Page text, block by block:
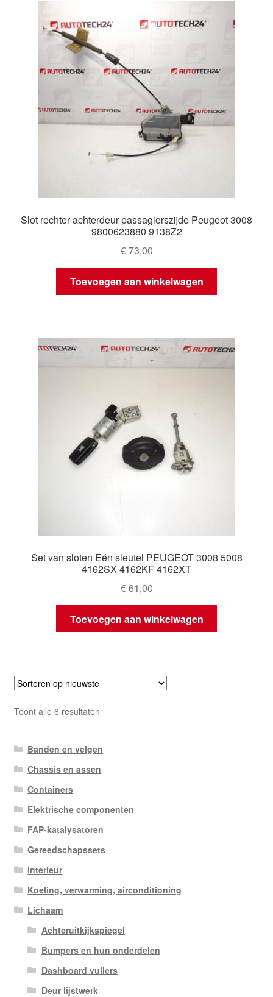
Slot rechter achterdeur passagierszijde Peugeot 3008
9800623880 9138Z2
€73,00
Toevoegen aan winkelwagen
Set van sloten Eén sleutel PEUGEOT 3008 5008
4162SX 4162KF 4162XT
€61,00
Toevoegen aan winkelwagen
Toont alle 6 resultatenGesorteerd
Banden en velgen
Chassis en assen
Containers
Elektrische componenten
FAP-katalysatoren
Gereedschapssets
Interieur
Koeling, verwarming, airconditioning
Lichaam
Achteruitkijkspiegel
Bumpers en hun onderdelen
Dashboard vullers
Deur lijstwerk